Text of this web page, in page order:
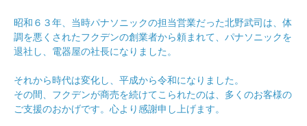
昭和６３年、当時パナソニックの担当営業だった北野武司は、体
調を悪くされたフクデンの創業者から頼まれて、パナソニックを
退社し、電器屋の社長になりました。
それから時代は変化し、平成から令和になりました。
その間、フクデンが商売を続けてこられたのは、多くのお客様の
ご支援のおかげです。心より感謝申し上げます。